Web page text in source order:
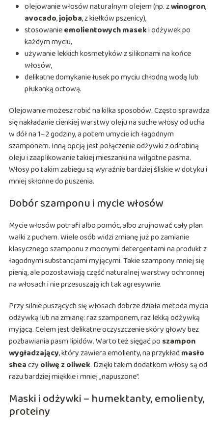
olejowanie włosów naturalnym olejem (np. zwinogron,
avocado,jojoba, z kiełków pszenicy),
stosowanieemolientowych maseki odżywek po
każdym myciu,
używanie lekkich kosmetyków z silikonami na końce
włosów,
delikatne domykanie łusek po myciu chłodną wodą lub
płukanką octową.
Olejowanie możesz robić na kilka sposobów. Często sprawdza
się nakładanie cienkiej warstwy oleju na suche włosy od ucha
w dół na 1–2 godziny, a potem umycie ich łagodnym
szamponem. Inną opcją jest połączenie odżywki z odrobiną
oleju i zaaplikowanie takiej mieszanki na wilgotne pasma.
Włosy po takim zabiegu są wyraźnie bardziej śliskie w dotyku i
mniej skłonne do puszenia.
Dobór szamponu i mycie włosów
Mycie włosów potrafi albo pomóc, albo zrujnować cały plan
walki z puchem. Wiele osób widzi zmianę już po zamianie
klasycznego szamponu z mocnymi detergentami na produkt z
łagodnymi substancjami myjącymi. Takie szampony mniej się
pienią, ale pozostawiają część naturalnej warstwy ochronnej
na włosach i nie przesuszają ich tak agresywnie.
Przy silnie puszących się włosach dobrze działa metoda mycia
odżywką lub na zmianę: raz szamponem, raz lekką odżywką
myjącą. Celem jest delikatne oczyszczenie skóry głowy bez
pozbawiania pasm lipidów. Warto też sięgać po szampon
wygładzający, który zawiera emolienty, na przykład masło
sheaczy oliwę z oliwek. Dzięki takim dodatkom włosy są od
razu bardziej miękkie i mniej „napuszone”.
Maski i odżywki – humektanty, emolienty,
proteiny